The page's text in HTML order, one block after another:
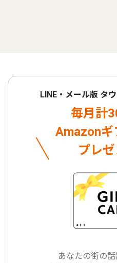
LINE・メール版 タ
毎月計
Amazonギ
プレゼ
あなたの街の